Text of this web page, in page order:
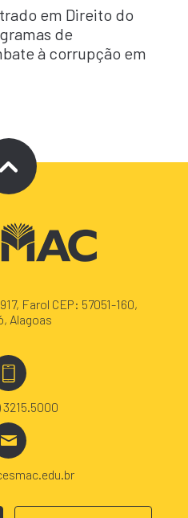
em Direito do
de
à corrupção em
Farol CEP: 57051-160,
Alagoas
3215.5000